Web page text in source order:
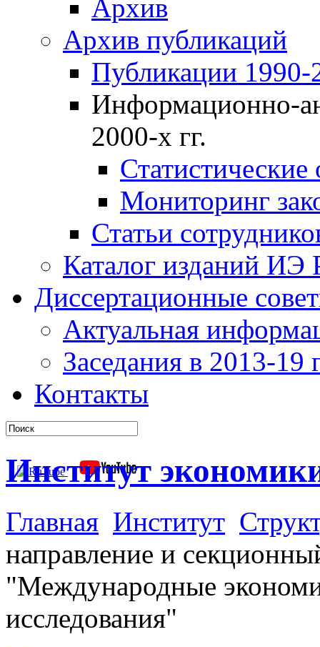
Архив
Архив публикаций
Публикации 1990-
Информационно-
2000-х гг.
Мониторинг
Статьи
Каталог изданий ИЭ
Диссертационные
Актуальная
Заседания в 2013-19
Контакты
Институт
Главная Институт
направление и
"Международные
исследования"